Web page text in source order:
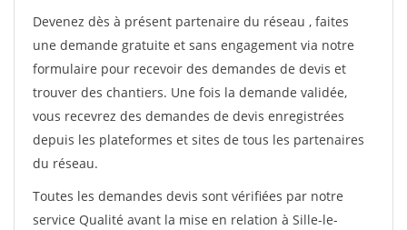
Devenez dès à présent partenaire du réseau , faites
une demande gratuite et sans engagement via notre
formulaire pour recevoir des demandes de devis et
trouver des chantiers. Une fois la demande validée,
vous recevrez des demandes de devis enregistrées
depuis les plateformes et sites de tous les partenaires
du réseau.
Toutes les demandes devis sont vérifiées par notre
service Qualité avant la mise en relation à Sille-le-